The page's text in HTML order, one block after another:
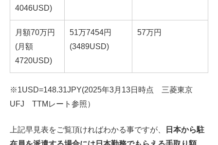
4046USD)
月額70万円
(月額
4720USD)
51万7454円
(3489USD)
57万円
※1USD=148.31JPY(2025年3月13日時点 三菱東京
UFJ TTMレート参照）
上記早見表をご覧頂ければわかる事ですが、
日本から駐